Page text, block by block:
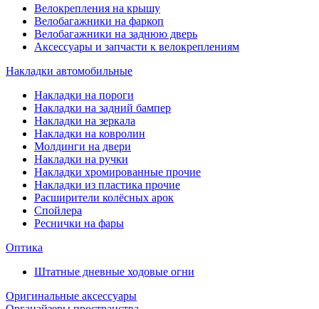
Велокрепления на крышу
Велобагажники на фаркоп
Велобагажники на заднюю дверь
Аксессуары и запчасти к велокреплениям
Накладки автомобильные
Накладки на пороги
Накладки на задний бампер
Накладки на зеркала
Накладки на ковролин
Молдинги на двери
Накладки на ручки
Накладки хромированные прочие
Накладки из пластика прочие
Расширители колёсных арок
Спойлера
Реснички на фары
Оптика
Штатные дневные ходовые огни
Оригинальные аксессуары